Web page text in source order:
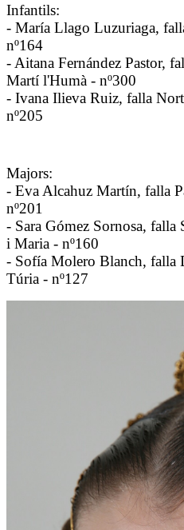
Infantils:
- María Llago Luzuriaga,
nº164
- Aitana Fernández Pastor,
Martí l'Humà - nº300
- Ivana Ilieva Ruiz, falla
nº205
Majors:
- Eva Alcahuz Martín, falla
nº201
- Sara Gómez Sornosa, falla
i Maria - nº160
- Sofía Molero Blanch, falla
Túria - nº127